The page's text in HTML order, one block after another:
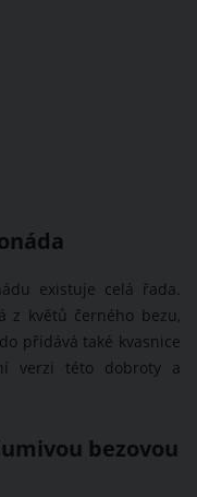
existuje celá řada.
z květů černého bezu,
přidává také kvasnice
verzi této dobroty a
bezovou